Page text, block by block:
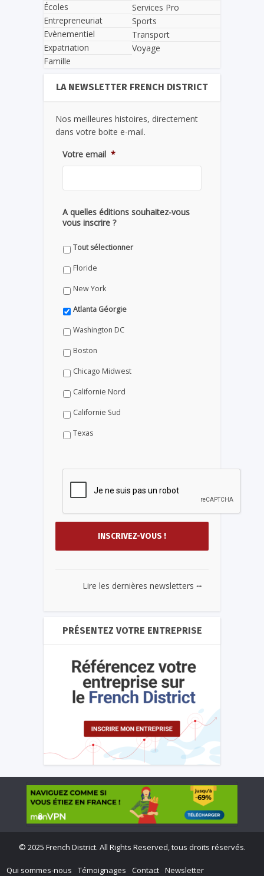
Écoles
Entrepreneuriat
Evènementiel
Expatriation
Famille
Services Pro
Sports
Transport
Voyage
LA NEWSLETTER FRENCH DISTRICT
Nos meilleures histoires, directement
dans votre boite e-mail.
Votre email *
A quelles éditions souhaitez-vous
vous inscrire ?
Tout sélectionner
Floride
New York
Atlanta Géorgie
Washington DC
Boston
Chicago Midwest
Californie Nord
Californie Sud
Texas
Lire les dernières newsletters ...
PRÉSENTEZ VOTRE ENTREPRISE
© 2025 French District. All Rights Reserved, tous droits réservés.
Qui sommes-nous Témoignages Contact Newsletter